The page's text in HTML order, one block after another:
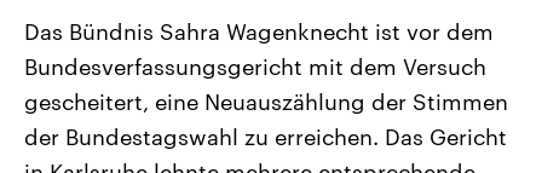
2026
Alle Informationen
Sachsen-Anhalt wählt am 6.
September 2026 einen neuen
Landtag. Seit 2021 wird das
Bundesland von einer Koalition aus
Aktuelle Beiträge,
Hintergründe
Wirtschaftlich und
gehören die Vereinigten
den mächtigsten Ländern
mit großem Einfluss auf
Das Bündnis Sahra Wagenknecht ist vor dem
Bundesverfassungsgericht mit dem Versuch
gescheitert, eine Neuauszählung der Stimmen
der Bundestagswahl zu erreichen. Das Gericht